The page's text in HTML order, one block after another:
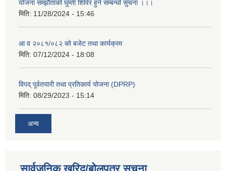
योजना सम्झौताको घुम्ती शिविर हुने सम्बन्धी सुचना ।।।
मिति: 11/28/2024 - 15:46
आ व २०८१/०८२ को बजेट तथा कार्यक्रम
मिति: 07/12/2024 - 18:08
विपद् पूर्वतयारी तथा प्रतिकार्य योजना (DPRP)
मिति: 08/29/2023 - 15:14
अन्य